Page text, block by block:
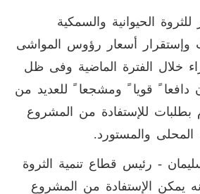
الحيوانية والسمكية
وإستقرار أسعار رؤوس المواشى
خلال الفترة الماضية وفى ظل
دافعا ً قويا ً ومشجعا ً للعديد من
بطلبات للإستفادة من المشروع
المحلى والمستورد.
- رئيس قطاع تنمية الثروة
يمكن الإستفادة من المشروع